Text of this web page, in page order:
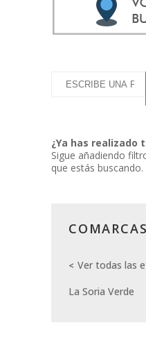
¿Ya has realizado
Sigue añadiendo
que estás buscando.
COMARCAS
Ver todas las
La Soria Verde